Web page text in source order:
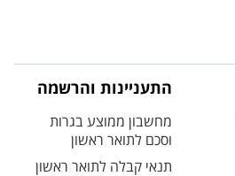
התעניינות והרשמה
מחשבון ממוצע בגרות
וסכם לתואר ראשון
תנאי קבלה לתואר ראשון